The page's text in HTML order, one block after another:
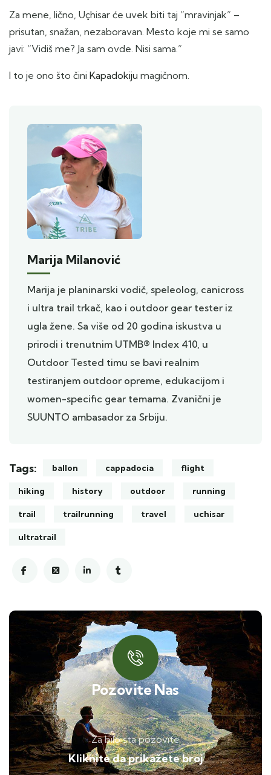
Za mene, lično, Uçhisar će uvek biti taj “mravinjak” –
prisutan, snažan, nezaboravan. Mesto koje mi se samo
javi: “Vidiš me? Ja sam ovde. Nisi sama.”
I to je ono što čini Kapadokiju magičnom.
Marija Milanović
Marija je planinarski vodič, speleolog, canicross
i ultra trail trkač, kao i outdoor gear tester iz
ugla žene. Sa više od 20 godina iskustva u
prirodi i trenutnim UTMB® Index 410, u
Outdoor Tested timu se bavi realnim
testiranjem outdoor opreme, edukacijom i
women-specific gear temama. Zvanični je
SUUNTO ambasador za Srbiju.
Tags: ballon cappadocia flight
hiking history outdoor running
trail trailrunning travel uchisar
ultratrail
Pozovite Nas
Za bilo sta pozovite
Kliknite da prikažete broj